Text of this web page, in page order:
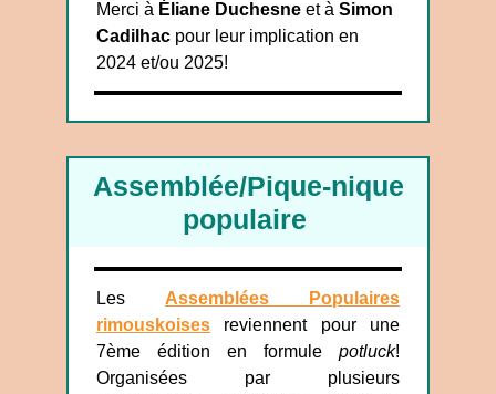
Merci à Éliane Duchesne et à Simon
Cadilhac pour leur implication en
2024 et/ou 2025!
Assemblée/Pique-nique
populaire
Les Assemblées Populaires
rimouskoises reviennent pour une
7ème édition en formule potluck!
Organisées par plusieurs